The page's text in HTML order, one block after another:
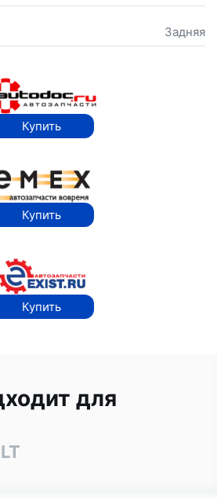
Задняя
Купить
Купить
Купить
для